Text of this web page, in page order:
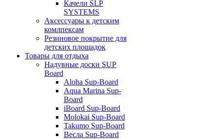
Качели SLP
SYSTEMS
Аксессуары к детским
комлпексам
Резиновое покрытие для
детских площадок
Товары для отдыха
Надувные доски SUP
Board
Aloha Sup-Board
Aqua Marina Sup-
Board
iBoard Sup-Board
Molokai Sup-Board
Takumo Sup-Board
Весла Sup-Board